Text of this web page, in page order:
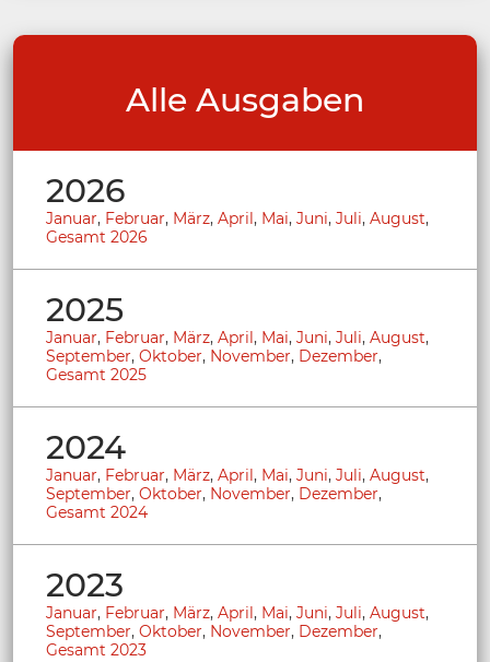
Alle Ausgaben
2026
Januar, Februar, März, April, Mai, Juni, Juli, August,
Gesamt 2026
2025
Januar, Februar, März, April, Mai, Juni, Juli, August,
September, Oktober, November, Dezember,
Gesamt 2025
2024
Januar, Februar, März, April, Mai, Juni, Juli, August,
September, Oktober, November, Dezember,
Gesamt 2024
2023
Januar, Februar, März, April, Mai, Juni, Juli, August,
September, Oktober, November, Dezember,
Gesamt 2023